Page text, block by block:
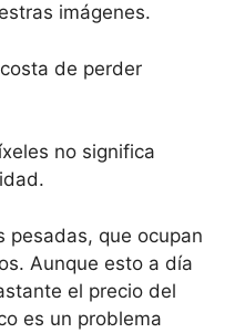
imágenes.
de perder
no significa
pesadas, que ocupan
Aunque esto a día
el precio del
es un problema